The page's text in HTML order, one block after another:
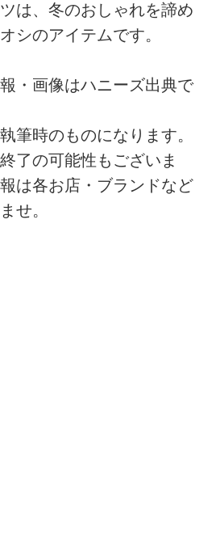
は、冬のおしゃれを諦め
シのアイテムです。
・画像はハニーズ出典で
筆時のものになります。
了の可能性もございま
は各お店・ブランドなど
せ。